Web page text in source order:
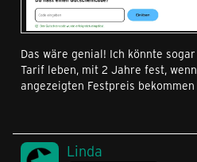
Das wäre genial! Ich könnte
Tarif leben, mit 2 Jahre fest,
angezeigten Festpreis
Linda